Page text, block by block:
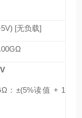
[无负载]
： ±(5%读值 + 1